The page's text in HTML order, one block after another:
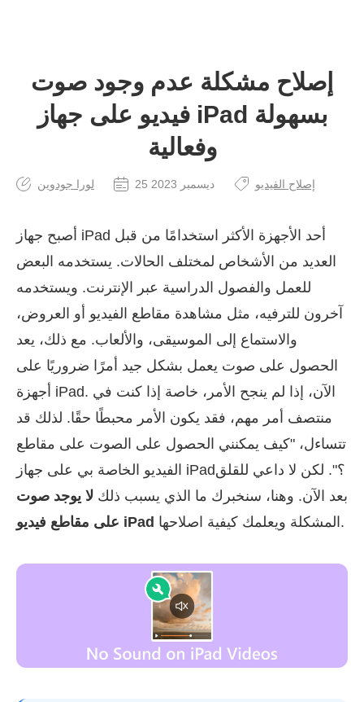
إصلاح مشكلة عدم وجود صوت
فيديو على جهاز iPad بسهولة
وفعالية
لورا جودوين 25 ديسمبر 2023 إصلاح الفيديو
أصبح جهاز iPad أحد الأجهزة الأكثر استخدامًا من قبل
العديد من الأشخاص لمختلف الحالات. يستخدمه البعض
للعمل والفصول الدراسية عبر الإنترنت. ويستخدمه
آخرون للترفيه، مثل مشاهدة مقاطع الفيديو أو العروض،
والاستماع إلى الموسيقى، والألعاب. مع ذلك، يعد
الحصول على صوت يعمل بشكل جيد أمرًا ضروريًا على
أجهزة iPad. الآن، إذا لم ينجح الأمر، خاصة إذا كنت في
منتصف أمر مهم، فقد يكون الأمر محبطًا حقًا. لذلك قد
تتساءل، "كيف يمكنني الحصول على الصوت على مقاطع
الفيديو الخاصة بي على جهاز iPad؟". لكن لا داعي للقلق
بعد الآن. وهنا، سنخبرك ما الذي يسبب ذلك لا يوجد صوت
على مقاطع فيديو iPad
المشكلة ويعلمك كيفية اصلاحها.